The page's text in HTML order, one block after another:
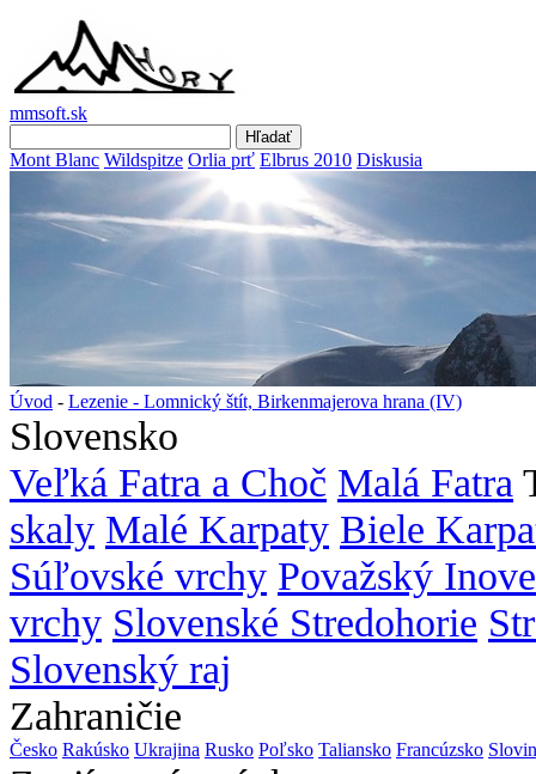
mmsoft.sk
Mont Blanc Wildspitze Orlia prť Elbrus 2010 Diskusia
Úvod - Lezenie - Lomnický štít, Birkenmajerova hrana (IV)
Slovensko
Veľká Fatra a Choč Malá Fatra
skaly Malé Karpaty Biele
Súľovské vrchy Považský
vrchy Slovenské Stredohorie
Slovenský raj
Zahraničie
Česko Rakúsko Ukrajina Rusko Poľsko Taliansko Francúzsko